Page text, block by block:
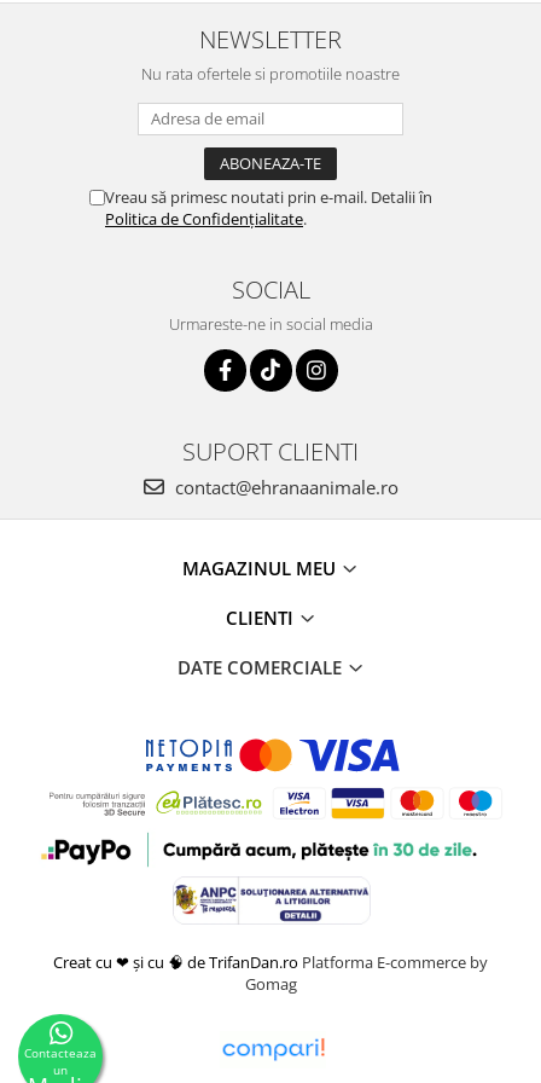
NEWSLETTER
Nu rata ofertele si promotiile noastre
Vreau să primesc noutati prin e-mail. Detalii în
Politica de Confidențialitate.
SOCIAL
Urmareste-ne in social media
SUPORT CLIENTI
contact@ehranaanimale.ro
MAGAZINUL MEU
CLIENTI
DATE COMERCIALE
Creat cu ❤ și cu 🧠 de TrifanDan.ro Platforma E-commerce by
Gomag
Contacteaza
un